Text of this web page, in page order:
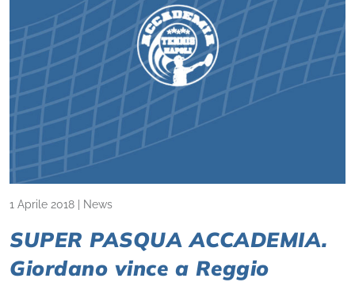
1 Aprile 2018 News
SUPER PASQUA ACCADEMIA.
Giordano vince a Reggio